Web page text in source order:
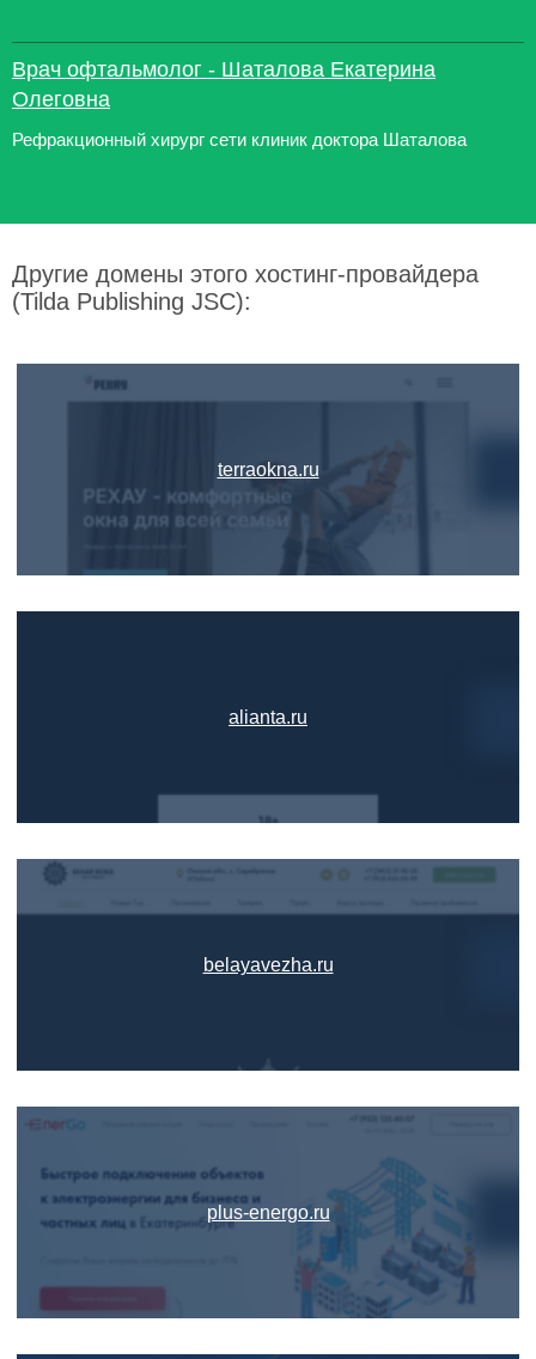
Врач офтальмолог - Шаталова Екатерина
Олеговна
Рефракционный хирург сети клиник доктора Шаталова
Другие домены этого хостинг-провайдера
(Tilda Publishing JSC):
terraokna.ru
alianta.ru
belayavezha.ru
plus-energo.ru